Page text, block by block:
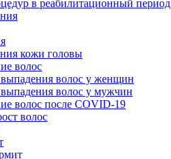
в реабилитационный период
кожи головы
волос
волос у женщин
волос у мужчин
волос после COVID-19
волос